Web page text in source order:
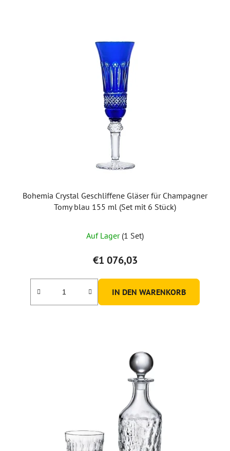
Bohemia Crystal Geschliffene Gläser für Champagner
Tomy blau 155 ml (Set mit 6 Stück)
Auf Lager (1 Set)
€1 076,03
IN DEN WARENKORB